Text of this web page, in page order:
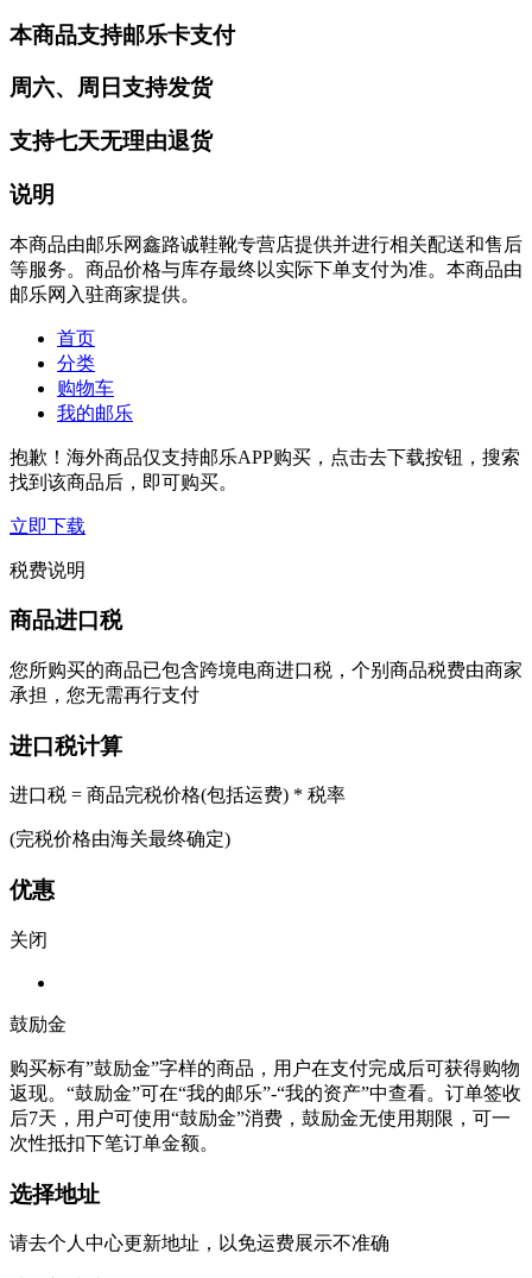
本商品支持邮乐卡支付
周六、周日支持发货
支持七天无理由退货
说明
本商品由邮乐网鑫路诚鞋靴专营店提供并进行相关配送和售后
等服务。商品价格与库存最终以实际下单支付为准。本商品由
邮乐网入驻商家提供。
首页
分类
购物车
我的邮乐
抱歉！海外商品仅支持邮乐APP购买，点击去下载按钮，搜索
找到该商品后，即可购买。
立即下载
税费说明
商品进口税
您所购买的商品已包含跨境电商进口税，个别商品税费由商家
承担，您无需再行支付
进口税计算
进口税 = 商品完税价格(包括运费) * 税率
(完税价格由海关最终确定)
优惠
关闭
鼓励金
购买标有”鼓励金”字样的商品，用户在支付完成后可获得购物
返现。“鼓励金”可在“我的邮乐”-“我的资产”中查看。订单签收
后7天，用户可使用“鼓励金”消费，鼓励金无使用期限，可一
次性抵扣下笔订单金额。
选择地址
请去个人中心更新地址，以免运费展示不准确